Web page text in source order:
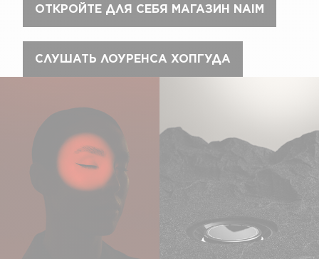
ОТКРОЙТЕ ДЛЯ СЕБЯ МАГАЗИН NAIM
СЛУШАТЬ ЛОУРЕНСА ХОПГУДА